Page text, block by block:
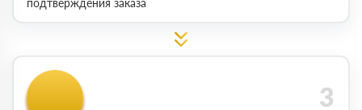
подтверждения заказа